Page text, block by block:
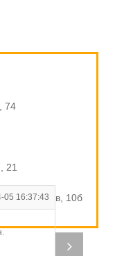
05 16:37:43
74
21
Стахановцев, 10б